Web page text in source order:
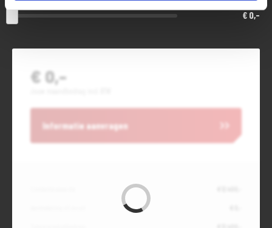
€ 0,-
€ 0,-
Informatie aanvragen